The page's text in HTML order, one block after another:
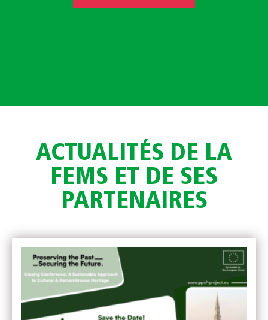
ACTUALITÉS DE LA
FEMS ET DE SES
PARTENAIRES